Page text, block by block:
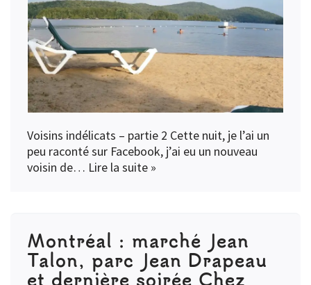
Voisins indélicats – partie 2 Cette nuit, je l’ai un
peu raconté sur Facebook, j’ai eu un nouveau
voisin de… Lire la suite »
Montréal : marché Jean
Talon, parc Jean Drapeau
et dernière soirée Chez